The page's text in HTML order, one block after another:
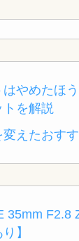
はやめたほ
トを解説
えたおす
35mm F2.8
】